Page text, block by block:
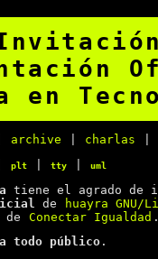
en
archive charlas
plt tty uml
tiene el agrado de
de huayra GNU/
de Conectar Igualdad .
todo público.